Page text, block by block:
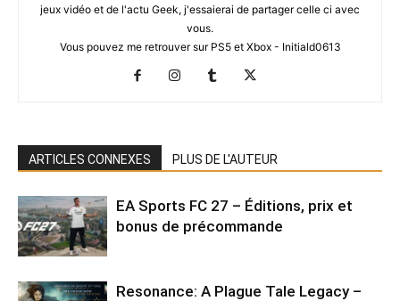
jeux vidéo et de l'actu Geek, j'essaierai de partager celle ci avec
vous.
Vous pouvez me retrouver sur PS5 et Xbox - Initiald0613
ARTICLES CONNEXES PLUS DE L'AUTEUR
EA Sports FC 27 – Éditions, prix et
bonus de précommande
Resonance: A Plague Tale Legacy –